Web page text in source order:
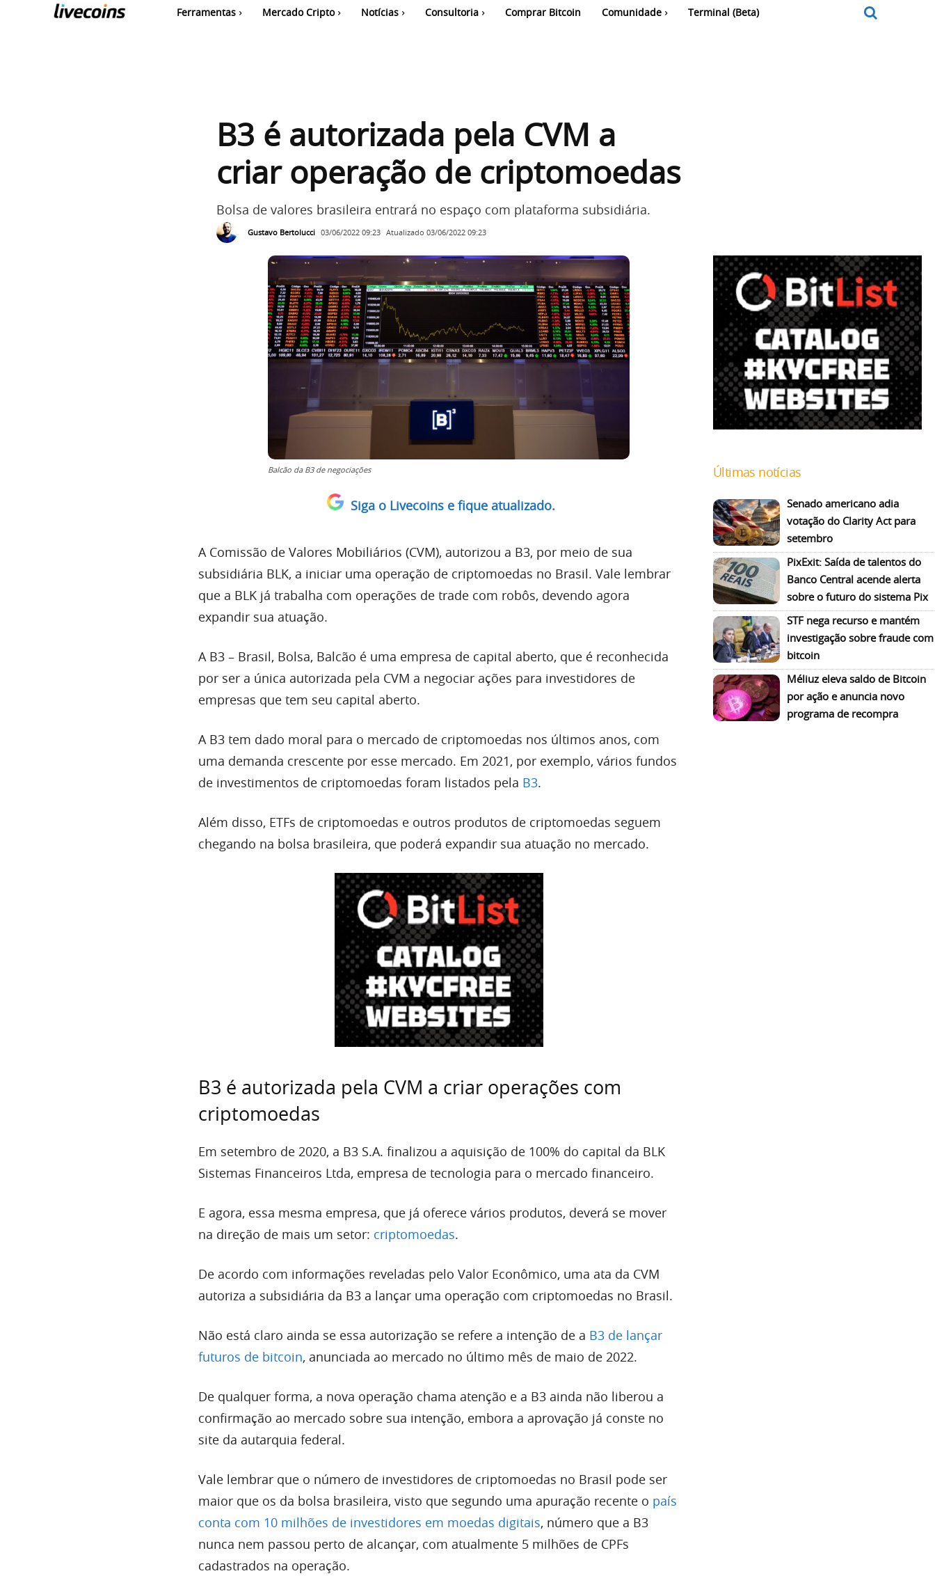
Ferramentas Mercado Cripto Notícias Consultoria Comprar Bitcoin Comunidade Terminal (Beta)
B3 é autorizada pela CVM a
criar operação de criptomoedas
Bolsa de valores brasileira entrará no espaço com plataforma subsidiária.
Gustavo Bertolucci 03/06/2022 09:23 Atualizado 03/06/2022 09:23
Balcão da B3 de negociações
Siga o Livecoins e fique atualizado.
A Comissão de Valores Mobiliários (CVM), autorizou a B3, por meio de sua
subsidiária BLK, a iniciar uma operação de criptomoedas no Brasil. Vale lembrar
que a BLK já trabalha com operações de trade com robôs, devendo agora
expandir sua atuação.
A B3 – Brasil, Bolsa, Balcão é uma empresa de capital aberto, que é reconhecida
por ser a única autorizada pela CVM a negociar ações para investidores de
empresas que tem seu capital aberto.
A B3 tem dado moral para o mercado de criptomoedas nos últimos anos, com
uma demanda crescente por esse mercado. Em 2021, por exemplo, vários fundos
de investimentos de criptomoedas foram listados pela B3.
Além disso, ETFs de criptomoedas e outros produtos de criptomoedas seguem
chegando na bolsa brasileira, que poderá expandir sua atuação no mercado.
B3 é autorizada pela CVM a criar operações com
criptomoedas
Em setembro de 2020, a B3 S.A. finalizou a aquisição de 100% do capital da BLK
Sistemas Financeiros Ltda, empresa de tecnologia para o mercado financeiro.
E agora, essa mesma empresa, que já oferece vários produtos, deverá se mover
na direção de mais um setor: criptomoedas.
De acordo com informações reveladas pelo Valor Econômico, uma ata da CVM
autoriza a subsidiária da B3 a lançar uma operação com criptomoedas no Brasil.
Não está claro ainda se essa autorização se refere a intenção de a B3 de lançar
futuros de bitcoin, anunciada ao mercado no último mês de maio de 2022.
De qualquer forma, a nova operação chama atenção e a B3 ainda não liberou a
confirmação ao mercado sobre sua intenção, embora a aprovação já conste no
site da autarquia federal.
Vale lembrar que o número de investidores de criptomoedas no Brasil pode ser
maior que os da bolsa brasileira, visto que segundo uma apuração recente o país
conta com 10 milhões de investidores em moedas digitais, número que a B3
nunca nem passou perto de alcançar, com atualmente 5 milhões de CPFs
cadastrados na operação.
Últimas notícias
Senado americano adia
votação do Clarity Act para
setembro
PixExit: Saída de talentos do
Banco Central acende alerta
sobre o futuro do sistema Pix
STF nega recurso e mantém
investigação sobre fraude com
bitcoin
Méliuz eleva saldo de Bitcoin
por ação e anuncia novo
programa de recompra